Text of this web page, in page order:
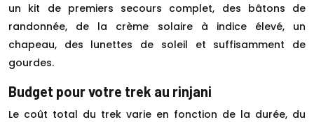
un kit de premiers secours complet, des bâtons de
randonnée, de la crème solaire à indice élevé, un
chapeau, des lunettes de soleil et suffisamment de
gourdes.
Budget pour votre trek au rinjani
Le coût total du trek varie en fonction de la durée, du